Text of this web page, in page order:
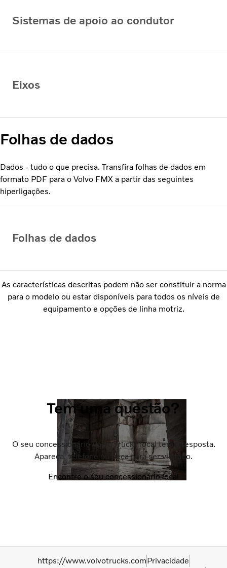
Sistemas de apoio ao condutor
Eixos
Folhas de dados
Dados - tudo o que precisa. Transfira folhas de dados em
formato PDF para o Volvo FMX a partir das seguintes
hiperligações.
Folhas de dados
As características descritas podem não ser constituir a norma
para o modelo ou estar disponíveis para todos os níveis de
equipamento e opções de linha motriz.
Tem uma questão?
O seu concessionário Volvo Trucks local terá a resposta.
Apareça, telefone ou peça para ser visitado.
Encontre o seu concessionário local
https://www.volvotrucks.comPrivacidade